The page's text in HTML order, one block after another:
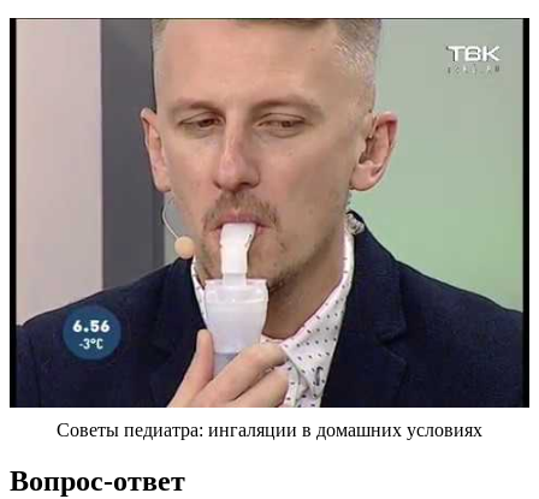
Советы педиатра: ингаляции в домашних условиях
Вопрос-ответ